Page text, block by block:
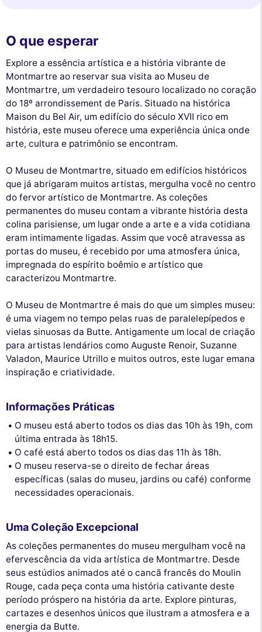
O que esperar
Explore a essência artística e a história vibrante de
Montmartre ao reservar sua visita ao Museu de
Montmartre, um verdadeiro tesouro localizado no coração
do 18º arrondissement de Paris. Situado na histórica
Maison du Bel Air, um edifício do século XVII rico em
história, este museu oferece uma experiência única onde
arte, cultura e patrimônio se encontram.
O Museu de Montmartre, situado em edifícios históricos
que já abrigaram muitos artistas, mergulha você no centro
do fervor artístico de Montmartre. As coleções
permanentes do museu contam a vibrante história desta
colina parisiense, um lugar onde a arte e a vida cotidiana
eram intimamente ligadas. Assim que você atravessa as
portas do museu, é recebido por uma atmosfera única,
impregnada do espírito boêmio e artístico que
caracterizou Montmartre.
O Museu de Montmartre é mais do que um simples museu:
é uma viagem no tempo pelas ruas de paralelepípedos e
vielas sinuosas da Butte. Antigamente um local de criação
para artistas lendários como Auguste Renoir, Suzanne
Valadon, Maurice Utrillo e muitos outros, este lugar emana
inspiração e criatividade.
Informações Práticas
O museu está aberto todos os dias das 10h às 19h, com
última entrada às 18h15.
O café está aberto todos os dias das 11h às 18h.
O museu reserva-se o direito de fechar áreas
específicas (salas do museu, jardins ou café) conforme
necessidades operacionais.
Uma Coleção Excepcional
As coleções permanentes do museu mergulham você na
efervescência da vida artística de Montmartre. Desde
seus estúdios animados até o cancã francês do Moulin
Rouge, cada peça conta uma história cativante deste
período próspero na história da arte. Explore pinturas,
cartazes e desenhos únicos que ilustram a atmosfera e a
energia da Butte.